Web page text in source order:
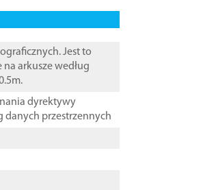
Jest to
arkusze według
dyrektywy
danych przestrzennych